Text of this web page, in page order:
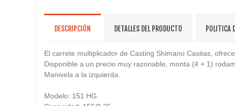
DESCRIPCIÓN DETALLES DEL PRODUCTO POLITICA
El carrete multiplicador de Casting Shimano Casitas,
Disponible a un precio muy razonable, monta (4 + 1)
Manivela a la izquierda.
Modelo: 151 HG.